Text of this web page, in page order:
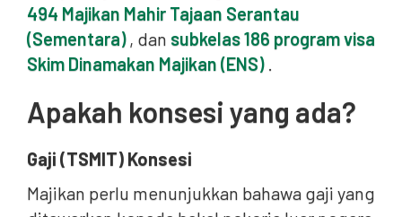
494 Majikan Mahir Tajaan Serantau
(Sementara), dan subkelas 186 program visa
Skim Dinamakan Majikan (ENS).
Apakah konsesi yang ada?
Gaji (TSMIT) Konsesi
Majikan perlu menunjukkan bahawa gaji yang